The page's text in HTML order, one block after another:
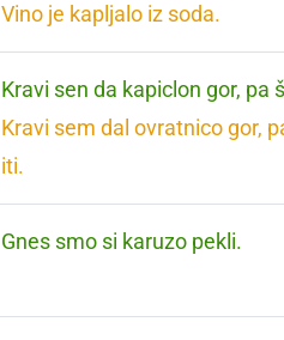
Vino je kapljalo iz soda.
Kravi sen da kapiclon gor, pa
Kravi sem dal ovratnico gor,
iti.
Gnes smo si karuzo pekli.